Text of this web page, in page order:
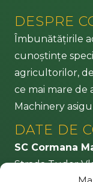
DESPRE
Îmbunătățirile
cunoștințe
agricultorilor,
ce mai mare de
Machinery
DATE DE
SC Cormana
Strada Tudor